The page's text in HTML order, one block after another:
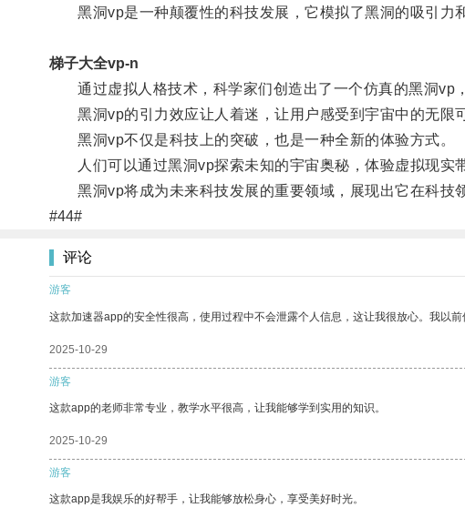
黑洞vp是一种颠覆性的科技发展，它模拟了黑洞的吸引力和
梯子大全vp-n
通过虚拟人格技术，科学家们创造出了一个仿真的黑洞vp，
黑洞vp的引力效应让人着迷，让用户感受到宇宙中的无限可
黑洞vp不仅是科技上的突破，也是一种全新的体验方式。
人们可以通过黑洞vp探索未知的宇宙奥秘，体验虚拟现实带
黑洞vp将成为未来科技发展的重要领域，展现出它在科技领
#44#
评论
游客
这款加速器app的安全性很高，使用过程中不会泄露个人信息，这让我很放心。我以
2025-10-29
游客
这款app的老师非常专业，教学水平很高，让我能够学到实用的知识。
2025-10-29
游客
这款app是我娱乐的好帮手，让我能够放松身心，享受美好时光。